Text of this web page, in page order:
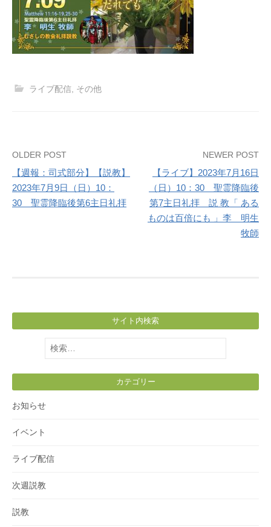
ライブ配信 その他
Post
navigation
OLDER POST
【週報：司式部分】【説教】
2023年7月9日（日）10：
30 聖霊降臨後第6主日礼拝
NEWER POST
【ライブ】2023年7月16日
（日）10：30 聖霊降臨後
第7主日礼拝 説 教「 ある
ものは百倍にも 」李 明生
牧師
サイト内検索
検
索:
カテゴリー
お知らせ
イベント
ライブ配信
次週説教
説教